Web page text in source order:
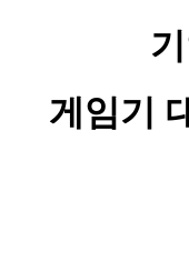
게임기